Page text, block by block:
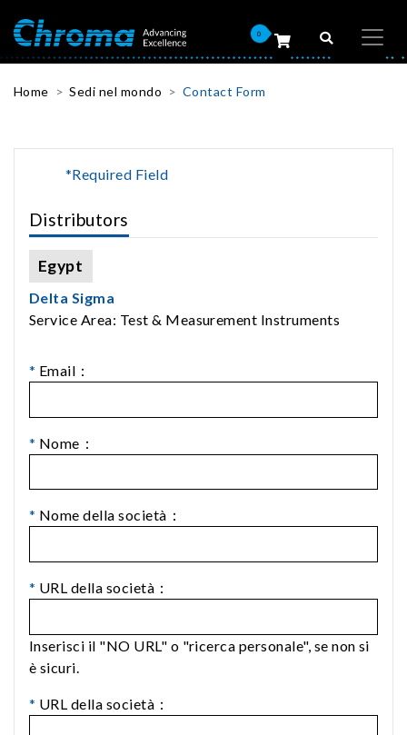
0
Home Sedi nel mondo Contact Form
*Required Field
Distributors
Egypt
Delta Sigma
Service Area: Test & Measurement Instruments
* Email：
* Nome：
* Nome della società：
* URL della società：
Inserisci il "NO URL" o "ricerca personale", se non si
è sicuri.
* URL della società：